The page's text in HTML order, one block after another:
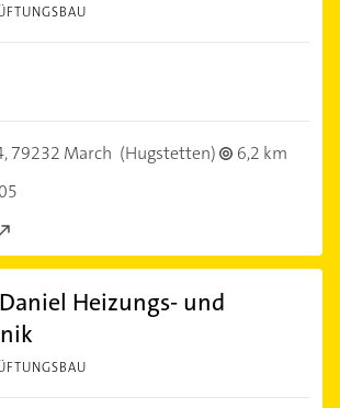
79232 March (Hugstetten)
6,2 km
Heizungs- und